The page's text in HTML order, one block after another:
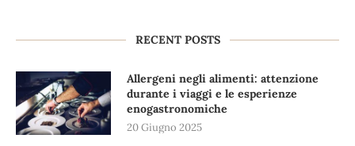
RECENT POSTS
Allergeni negli alimenti: attenzione
durante i viaggi e le esperienze
enogastronomiche
20 Giugno 2025